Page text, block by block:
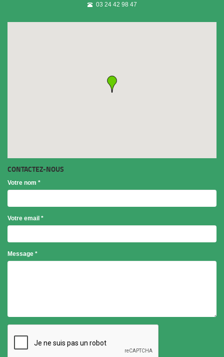
03 24 42 98 47
CONTACTEZ-NOUS
Votre nom *
Votre email *
Objet
*
Message *